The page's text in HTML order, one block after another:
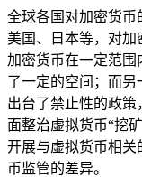
全球各国对加密货币
美国、日本等，对加
加密货币在一定范围
了一定的空间；而
出台了禁止性的政策
面整治虚拟货币“挖
开展与虚拟货币相关
币监管的差异。